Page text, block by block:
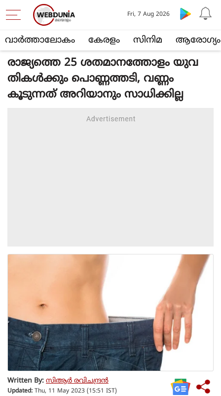
വാര്‍ത്താലോകം കേരളം സിനിമ ആരോഗ്യം
Fri, 7 Aug 2026
രാജ്യത്തെ 25 ശതമാനത്തോളം യുവ
തികള്‍ക്കും പൊണ്ണത്തടി, വണ്ണം
കൂടുന്നത് അറിയാനും സാധിക്കില്ല
Written By: സിആര്‍ രവിചന്ദ്രന്‍
Updated: Thu, 11 May 2023 (15:51 IST)